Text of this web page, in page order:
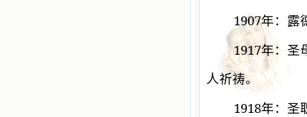
1907年：露
1917年：圣
人祈祷。
1918年：圣